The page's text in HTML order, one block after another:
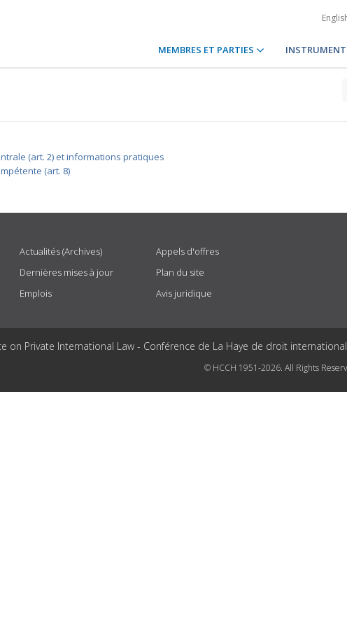
MEMBRES ET PARTIES
(art. 2) et informations pratiques
(art. 8)
Actualités (Archives)
Dernières mises à jour
Emplois
Appels d'offres
Plan du site
Avis juridique
on Private International Law - Conférence de La Haye de droit
© HCCH 1951-2026. All Rights